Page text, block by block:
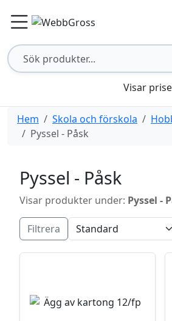
Visar
Hem Skola och förskola
Pyssel - Påsk
Pyssel - Påsk
Visar produkter under: Pyssel -
Filtrera